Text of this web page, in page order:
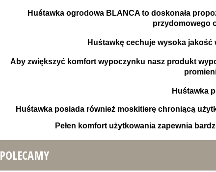
Huśtawka ogrodowa BLANCA to doskonała
przydomowego
Huśtawkę cechuje wysoka
Aby zwiększyć komfort wypoczynku nasz produkt
Huśtawka
Huśtawka posiada również moskitierę chroniącą
Pełen komfort użytkowania zapewnia
POLECAMY